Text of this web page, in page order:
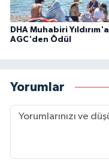
DHA Muhabiri Yıldırım'a
AGC'den Ödül
Yorumlar